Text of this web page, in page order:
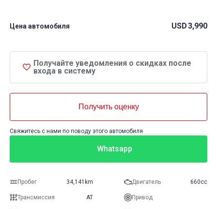
Цена автомобиля USD3,990
Получайте уведомления о скидках после
входа в систему
Получить оценку
Свяжитесь с нами по поводу этого автомобиля
Whatsapp
Пробег 34,141km Двигатель 660cc
Трансмиссия AT Привод